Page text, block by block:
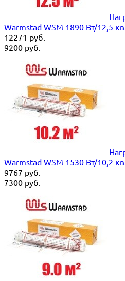
Warmstad WSM 1890 Вт/12,5
12271 руб.
9200 руб.
Warmstad WSM 1530 Вт/10,2
9767 руб.
7300 руб.